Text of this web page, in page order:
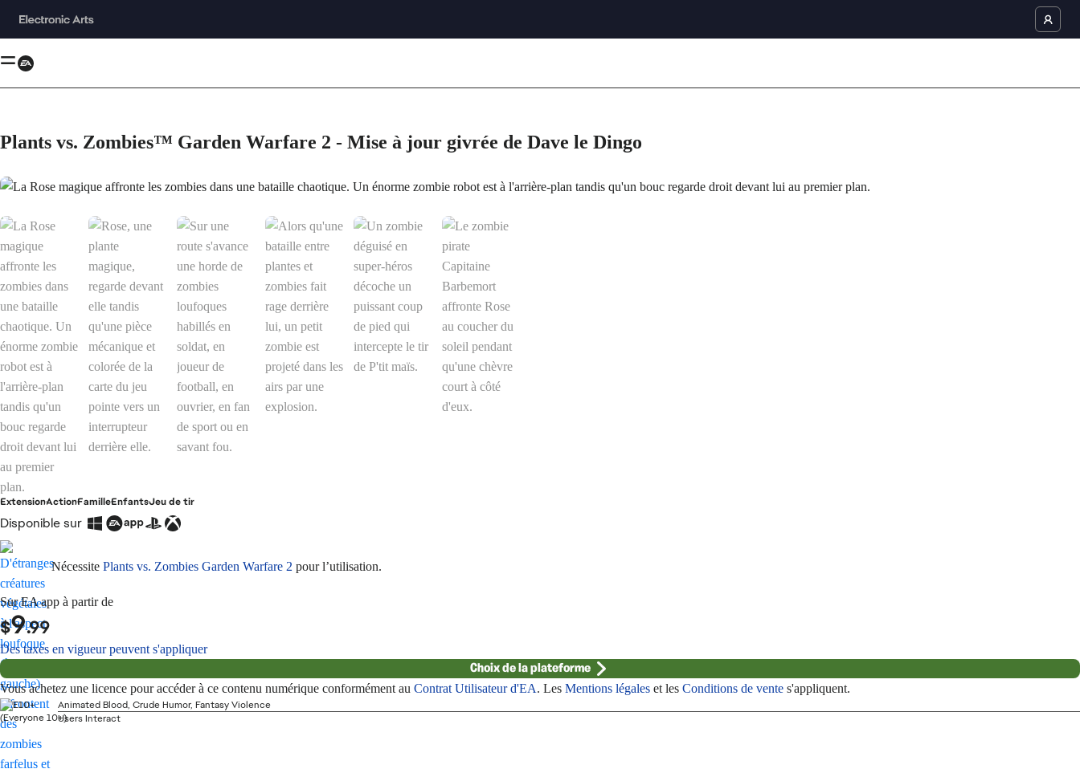
Plants vs. Zombies™ Garden Warfare 2 - Mise à jour givrée de Dave le Dingo
La Rose magique affronte les zombies dans une bataille chaotique. Un énorme zombie robot est à l'arrière-plan tandis qu'un bouc regarde droit devant lui au premier plan. est désormais l’élément actuel dans la
ExtensionActionFamilleEnfantsJeu de tir
Disponible sur
Nécessite Plants vs. Zombies Garden Warfare 2 pour l’utilisation.
Sur EA app à partir de
$9.99
Des taxes en vigueur peuvent s'appliquer
Choix de la plateforme
Vous achetez une licence pour accéder à ce contenu numérique conformément au Contrat Utilisateur d'EA. Les Mentions légales et les Conditions de vente s'appliquent.
Animated Blood, Crude Humor, Fantasy Violence
Users Interact